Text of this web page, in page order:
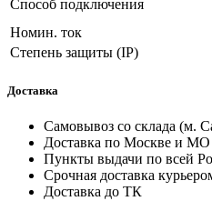
Способ подключения
Номин. ток
Степень защиты (IP)
Доставка
Самовывоз со склада (м.
Доставка по Москве и МО
Пункты выдачи по всей
Срочная доставка
Доставка до ТК